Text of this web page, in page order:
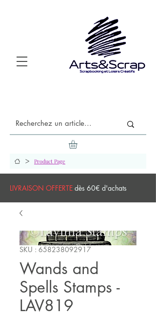
> Product Page
LIVRAISON OFFERTE dès 60€ d'achats
SKU : 658238092917
Wands and
Spells Stamps -
LAV819